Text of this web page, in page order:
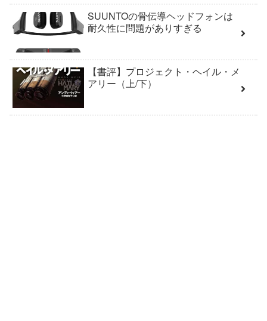
SUUNTOの骨伝導ヘッドフォンは
耐久性に問題がありすぎる
【書評】プロジェクト・ヘイル・メ
アリー（上/下）